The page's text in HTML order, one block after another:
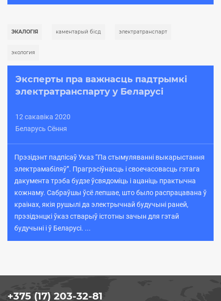
ЭКАЛОГІЯ каментарый бісд электратранспарт
экология
Эксперты пра важнасць падтрымкі
электратранспарту у Беларусі
12 cакавіка 2020
Беларусь Сёння
Прэзідэнт падпісаў Указ “Па стымуляванні выкарыстання
электрамабіляў”. Прагрэсіўнасць і своечасовасць гэтага
дакумента трэба будзе ўсвядоміць і ацаніць практычна
кожнаму. Сабраўшы ўсё лепшае, што было распрацавана ў
краінах, якія рушылі да электрычнай будучыні раней,
прэзідэнцкі ўказ стварыў істотны зачын для гэтай
будучыні і ў Беларусі. ...
+375 (17) 203-32-81